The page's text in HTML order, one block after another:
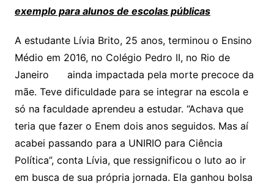
exemplo para alunos de escolas públicas
A estudante Lívia Brito, 25 anos, terminou o Ensino
Médio em 2016, no Colégio Pedro II, no Rio de
Janeiro ainda impactada pela morte precoce da
mãe. Teve dificuldade para se integrar na escola e
só na faculdade aprendeu a estudar. “Achava que
teria que fazer o Enem dois anos seguidos. Mas aí
acabei passando para a UNIRIO para Ciência
Política”, conta Lívia, que ressignificou o luto ao ir
em busca de sua própria jornada. Ela ganhou bolsa